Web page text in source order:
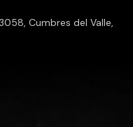
Cumbres del Valle,